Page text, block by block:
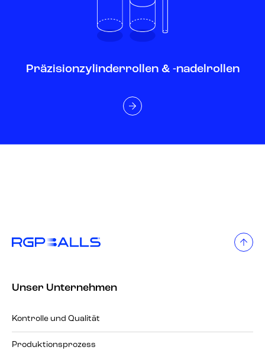
Präzisionzylinderrollen & -nadelrollen
Unser Unternehmen
Kontrolle und Qualität
Produktionsprozess